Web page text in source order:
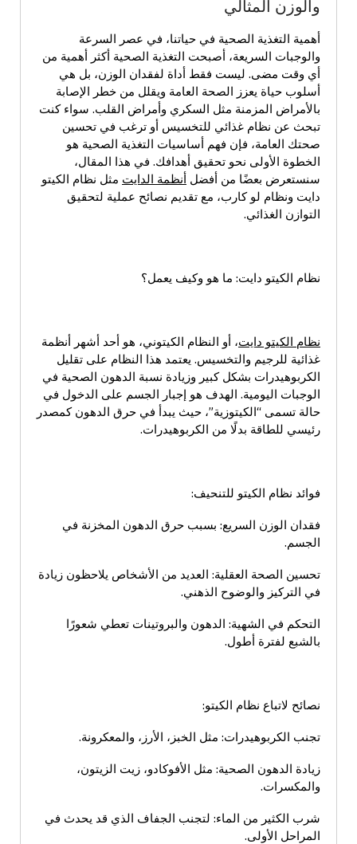
والوزن المثالي
أهمية التغذية الصحية في حياتنا، في عصر السرعة
والوجبات السريعة، أصبحت التغذية الصحية أكثر أهمية من
أي وقت مضى. ليست فقط أداة لفقدان الوزن، بل هي
أسلوب حياة يعزز الصحة العامة ويقلل من خطر الإصابة
بالأمراض المزمنة مثل السكري وأمراض القلب. سواء كنت
تبحث عن نظام غذائي للتخسيس أو ترغب في تحسين
صحتك العامة، فإن فهم أساسيات التغذية الصحية هو
الخطوة الأولى نحو تحقيق أهدافك. في هذا المقال،
سنستعرض بعضًا من أفضل أنظمة الدايت مثل نظام الكيتو
دايت ونظام لو كارب، مع تقديم نصائح عملية لتحقيق
التوازن الغذائي.
نظام الكيتو دايت: ما هو وكيف يعمل؟
نظام الكيتو دايت، أو النظام الكيتوني، هو أحد أشهر أنظمة
غذائية للرجيم والتخسيس. يعتمد هذا النظام على تقليل
الكربوهيدرات بشكل كبير وزيادة نسبة الدهون الصحية في
الوجبات اليومية. الهدف هو إجبار الجسم على الدخول في
حالة تسمى “الكيتوزية”، حيث يبدأ في حرق الدهون كمصدر
رئيسي للطاقة بدلًا من الكربوهيدرات.
فوائد نظام الكيتو للتنحيف:
فقدان الوزن السريع: بسبب حرق الدهون المخزنة في
الجسم.
تحسين الصحة العقلية: العديد من الأشخاص يلاحظون زيادة
في التركيز والوضوح الذهني.
التحكم في الشهية: الدهون والبروتينات تعطي شعورًا
بالشبع لفترة أطول.
نصائح لاتباع نظام الكيتو:
تجنب الكربوهيدرات: مثل الخبز، الأرز، والمعكرونة.
زيادة الدهون الصحية: مثل الأفوكادو، زيت الزيتون،
والمكسرات.
شرب الكثير من الماء: لتجنب الجفاف الذي قد يحدث في
المراحل الأولى.